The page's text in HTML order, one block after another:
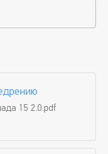
15 2.0.pdf